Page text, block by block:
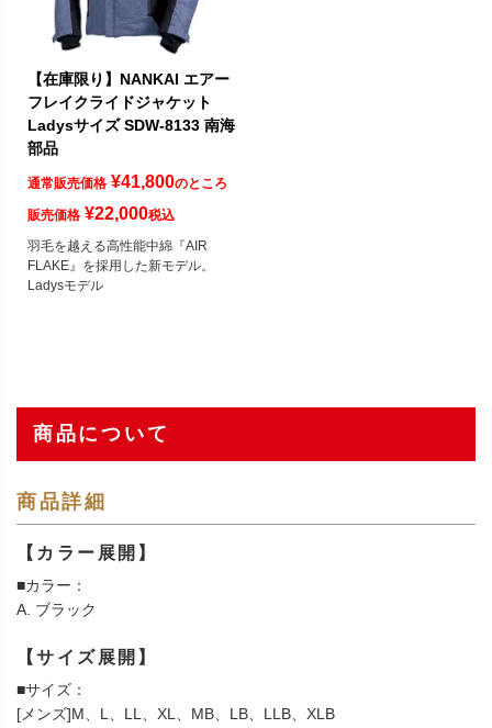
【在庫限り】NANKAI エアー
フレイクライドジャケット
Ladysサイズ SDW-8133 南海
部品
通常販売価格 ¥41,800のところ
販売価格 ¥22,000税込
羽毛を越える高性能中綿『AIR
FLAKE』を採用した新モデル。
Ladysモデル
商品について
商品詳細
【カラー展開】
■カラー：
A. ブラック
【サイズ展開】
■サイズ：
[メンズ]M、L、LL、XL、MB、LB、LLB、XLB